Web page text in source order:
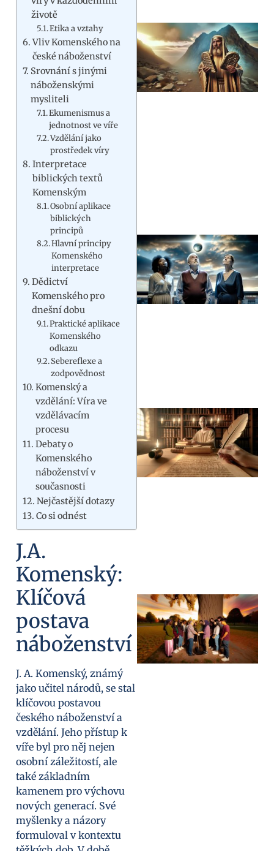
životě
Etika a vztahy
Vliv Komenského na
české náboženství
Srovnání s jinými
náboženskými
mysliteli
Ekumenismus a
jednotnost ve víře
Vzdělání jako
prostředek víry
Interpretace
biblických textů
Komenským
Osobní aplikace
biblických
principů
Hlavní principy
Komenského
interpretace
Dědictví
Komenského pro
dnešní dobu
Praktické aplikace
Komenského
odkazu
Sebereflexe a
zodpovědnost
Komenský a
vzdělání: Víra ve
vzdělávacím
procesu
Debaty o
Komenského
náboženství v
současnosti
Nejčastější dotazy
Co si odnést
J.A.
Komenský:
Klíčová
postava
náboženství
J. A. Komenský, známý
jako učitel národů, se stal
klíčovou postavou
českého náboženství a
vzdělání. Jeho přístup k
víře byl pro něj nejen
osobní záležitostí, ale
také základním
kamenem pro výchovu
nových generací. Své
myšlenky a názory
formuloval v kontextu